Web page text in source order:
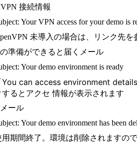
接続情報
Your VPN access for your demo is
未導入の場合は、リンク先を
準備ができると届くメール
Your demo environment is ready
You can access environment
するとアクセ 情報が表示されます
ール
Your demo environment has been
用期間終了。環境は削除されますの